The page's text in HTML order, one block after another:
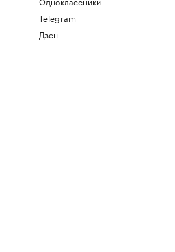
Telegram
Дзен